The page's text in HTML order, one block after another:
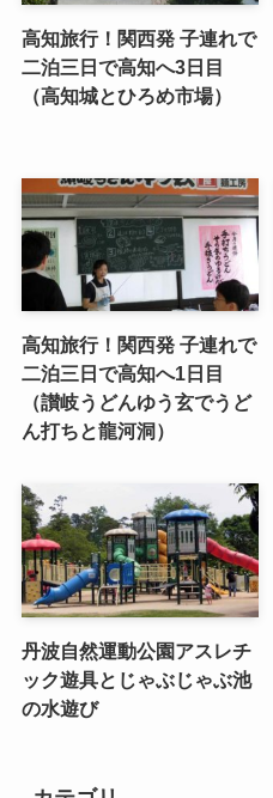
高知旅行！関西発 子連れで
二泊三日で高知へ3日目
（高知城とひろめ市場）
高知旅行！関西発 子連れで
二泊三日で高知へ1日目
（讃岐うどんゆう玄でうど
ん打ちと龍河洞）
丹波自然運動公園アスレチ
ック遊具とじゃぶじゃぶ池
の水遊び